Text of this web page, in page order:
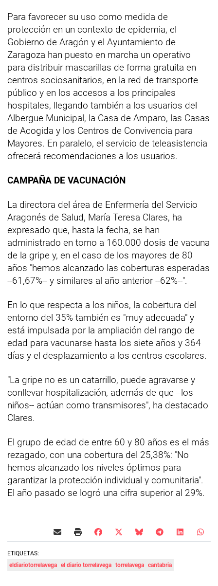
Para favorecer su uso como medida de
protección en un contexto de epidemia, el
Gobierno de Aragón y el Ayuntamiento de
Zaragoza han puesto en marcha un operativo
para distribuir mascarillas de forma gratuita en
centros sociosanitarios, en la red de transporte
público y en los accesos a los principales
hospitales, llegando también a los usuarios del
Albergue Municipal, la Casa de Amparo, las Casas
de Acogida y los Centros de Convivencia para
Mayores. En paralelo, el servicio de teleasistencia
ofrecerá recomendaciones a los usuarios.
CAMPAÑA DE VACUNACIÓN
La directora del área de Enfermería del Servicio
Aragonés de Salud, María Teresa Clares, ha
expresado que, hasta la fecha, se han
administrado en torno a 160.000 dosis de vacuna
de la gripe y, en el caso de los mayores de 80
años "hemos alcanzado las coberturas esperadas
--61,67%-- y similares al año anterior --62%--".
En lo que respecta a los niños, la cobertura del
entorno del 35% también es "muy adecuada" y
está impulsada por la ampliación del rango de
edad para vacunarse hasta los siete años y 364
días y el desplazamiento a los centros escolares.
"La gripe no es un catarrillo, puede agravarse y
conllevar hospitalización, además de que --los
niños-- actúan como transmisores", ha destacado
Clares.
El grupo de edad de entre 60 y 80 años es el más
rezagado, con una cobertura del 25,38%: "No
hemos alcanzado los niveles óptimos para
garantizar la protección individual y comunitaria".
El año pasado se logró una cifra superior al 29%.
ETIQUETAS:
eldiariotorrelavega el diario torrelavega torrelavega cantabria